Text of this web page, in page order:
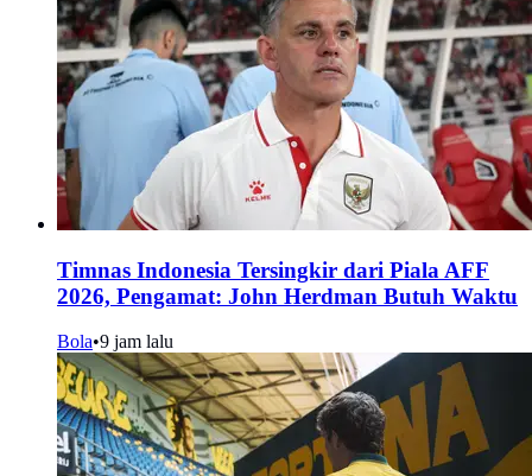
Timnas Indonesia Tersingkir dari Piala AFF
2026, Pengamat: John Herdman Butuh Waktu
Bola•9 jam lalu